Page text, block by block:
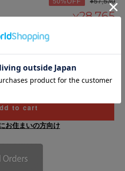
¥28,765
shipping available
to cart
お住まいの方向け